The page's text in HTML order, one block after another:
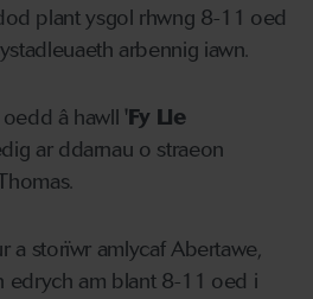
plant ysgol rhwng 8-11 oed
arbennig iawn.
oedd â hawll 'Fy Lle
ar ddarnau o straeon
a storïwr amlycaf Abertawe,
edrych am blant 8-11 oed i